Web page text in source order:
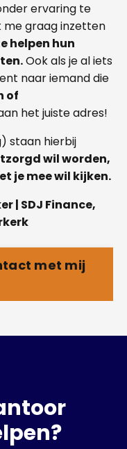
ervaring te
me graag inzetten
helpen hun
Ook als je al iets
naar iemand die
of
het juiste adres!
staan hierbij
wil worden,
je mee wil kijken.
| SDJ Finance,
met mij